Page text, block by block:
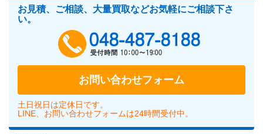
お見積、ご相談、大量買取などお気軽にご相談下さ
い。
お問い合わせフォーム
土日祝日は定休日です。
LINE、お問い合わせフォームは24時間受付中。